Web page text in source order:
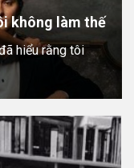
không làm thế
hiểu rằng tôi